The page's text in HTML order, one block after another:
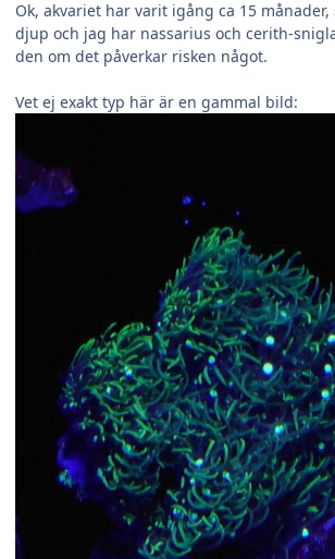
Ok, akvariet har varit igång ca 15 månader,
djup och jag har nassarius och cerith-
den om det påverkar risken något.
Vet ej exakt typ här är en gammal bild: